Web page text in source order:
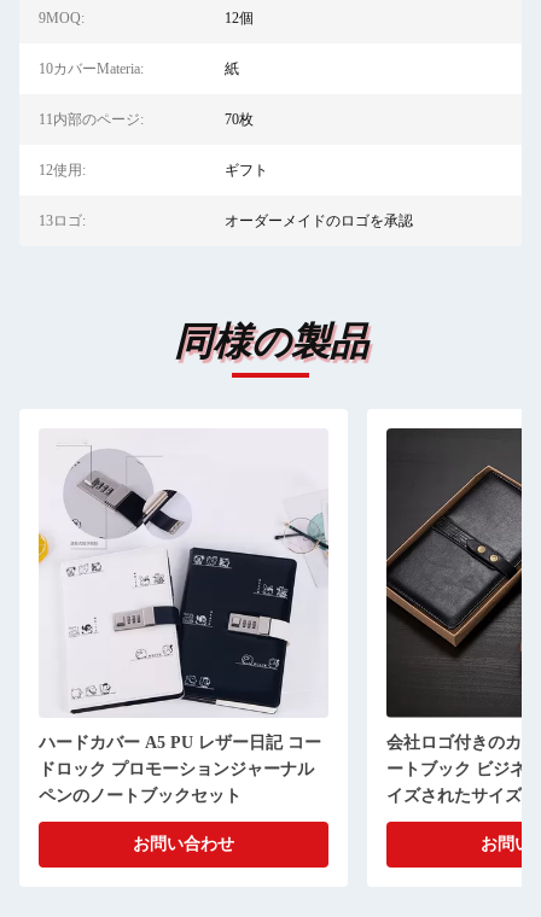
9MOQ: 12個
10カバーMateria: 紙
11内部のページ: 70枚
12使用: ギフト
13ロゴ: オーダーメイドのロゴを承認
同様の製品
ハードカバー A5 PU レザー日記 コー
ドロック プロモーションジャーナル
ペンのノートブックセット
お問い合わせ
会社ロゴ付きのカ
ートブック ビジネ
イズされたサイズ
お問い